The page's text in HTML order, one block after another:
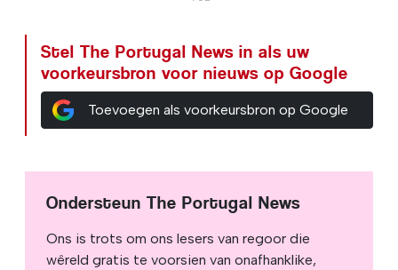
Stel The Portugal News in als uw
voorkeursbron voor nieuws op Google
Toevoegen als voorkeursbron op Google
Ondersteun The Portugal News
Ons is trots om ons lesers van regoor die
wêreld gratis te voorsien van onafhanklike,